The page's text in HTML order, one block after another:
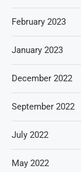
February 2023
January 2023
December 2022
September 2022
July 2022
May 2022